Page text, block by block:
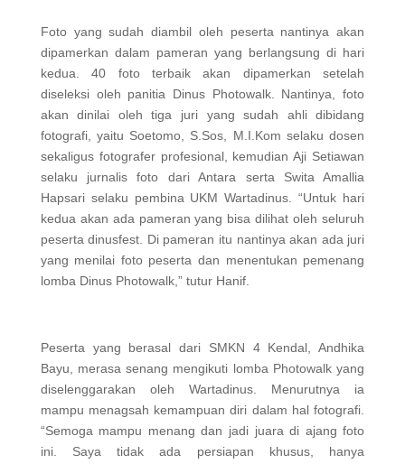
Foto yang sudah diambil oleh peserta nantinya akan
dipamerkan dalam pameran yang berlangsung di hari
kedua. 40 foto terbaik akan dipamerkan setelah
diseleksi oleh panitia Dinus Photowalk. Nantinya, foto
akan dinilai oleh tiga juri yang sudah ahli dibidang
fotografi, yaitu Soetomo, S.Sos, M.I.Kom selaku dosen
sekaligus fotografer profesional, kemudian Aji Setiawan
selaku jurnalis foto dari Antara serta Swita Amallia
Hapsari selaku pembina UKM Wartadinus. “Untuk hari
kedua akan ada pameran yang bisa dilihat oleh seluruh
peserta dinusfest. Di pameran itu nantinya akan ada juri
yang menilai foto peserta dan menentukan pemenang
lomba Dinus Photowalk,” tutur Hanif.
Peserta yang berasal dari SMKN 4 Kendal, Andhika
Bayu, merasa senang mengikuti lomba Photowalk yang
diselenggarakan oleh Wartadinus. Menurutnya ia
mampu menagsah kemampuan diri dalam hal fotografi.
“Semoga mampu menang dan jadi juara di ajang foto
ini. Saya tidak ada persiapan khusus, hanya